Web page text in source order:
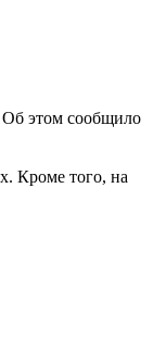
Об этом сообщило
Кроме того, на